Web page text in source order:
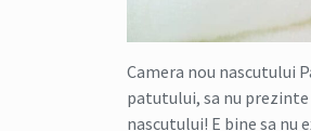
Camera nou nascutului
patutului, sa nu
nascutului! E bine sa nu